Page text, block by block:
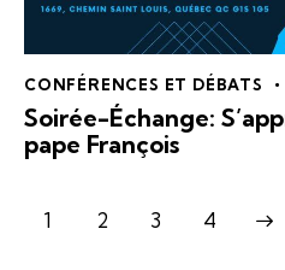
CONFÉRENCES ET DÉBATS
Soirée-Échange:
pape François
1 2 3 4